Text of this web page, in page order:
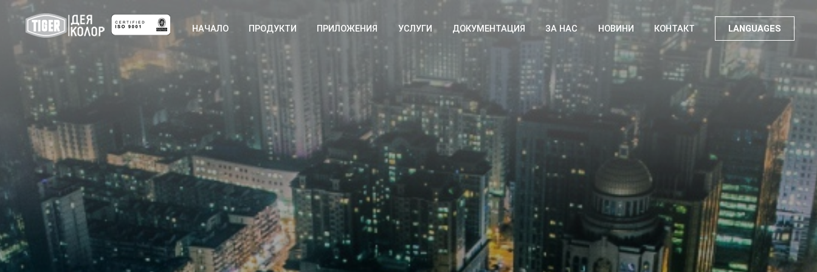
НАЧАЛО ПРОДУКТИ ПРИЛОЖЕНИЯ УСЛУГИ ДОКУМЕНТАЦИЯ ЗА НАС НОВИНИ КОНТАКТ LANGUAGES